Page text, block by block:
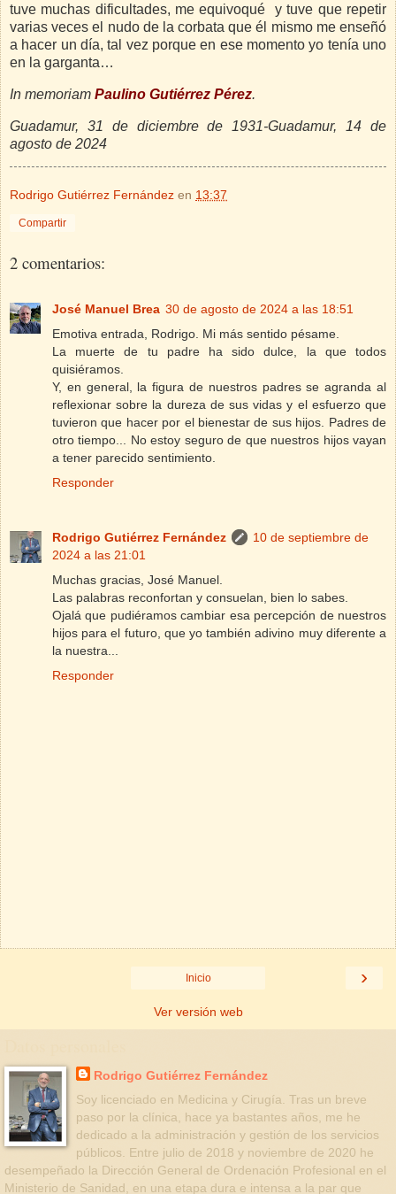
tuve muchas dificultades, me equivoqué y tuve que repetir
varias veces el nudo de la corbata que él mismo me enseñó
a hacer un día, tal vez porque en ese momento yo tenía uno
en la garganta…
In memoriam Paulino Gutiérrez Pérez.
Guadamur, 31 de diciembre de 1931-Guadamur, 14 de
agosto de 2024
Rodrigo Gutiérrez Fernández en 13:37
Compartir
2 comentarios:
José Manuel Brea 30 de agosto de 2024 a las 18:51
Emotiva entrada, Rodrigo. Mi más sentido pésame.
La muerte de tu padre ha sido dulce, la que todos
quisiéramos.
Y, en general, la figura de nuestros padres se agranda al
reflexionar sobre la dureza de sus vidas y el esfuerzo que
tuvieron que hacer por el bienestar de sus hijos. Padres de
otro tiempo... No estoy seguro de que nuestros hijos vayan
a tener parecido sentimiento.
Responder
Rodrigo Gutiérrez Fernández
10 de septiembre de
2024 a las 21:01
Muchas gracias, José Manuel.
Las palabras reconfortan y consuelan, bien lo sabes.
Ojalá que pudiéramos cambiar esa percepción de nuestros
hijos para el futuro, que yo también adivino muy diferente a
la nuestra...
Responder
›
Inicio
Ver versión web
Rodrigo Gutiérrez Fernández
Soy licenciado en Medicina y Cirugía. Tras un breve
paso por la clínica, hace ya bastantes años, me he
dedicado a la administración y gestión de los servicios
públicos. Entre julio de 2018 y noviembre de 2020 he
desempeñado la Dirección General de Ordenación Profesional en el
Ministerio de Sanidad, en una etapa dura e intensa a la par que